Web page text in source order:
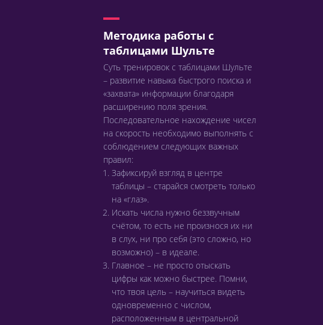
Методика работы с
таблицами Шульте
Суть тренировок с таблицами Шульте
– развитие навыка быстрого поиска и
«захвата» информации благодаря
расширению поля зрения.
Последовательное нахождение чисел
на скорость необходимо выполнять с
соблюдением следующих важных
правил:
Зафиксируй взгляд в центре
таблицы – старайся смотреть только
на «глаз».
Искать числа нужно беззвучным
счётом, то есть не произнося их ни
в слух, ни про себя (это сложно, но
возможно) – в идеале.
Главное – не просто отыскать
цифры как можно быстрее. Помни,
что твоя цель – научиться видеть
одновременно с числом,
расположенным в центральной